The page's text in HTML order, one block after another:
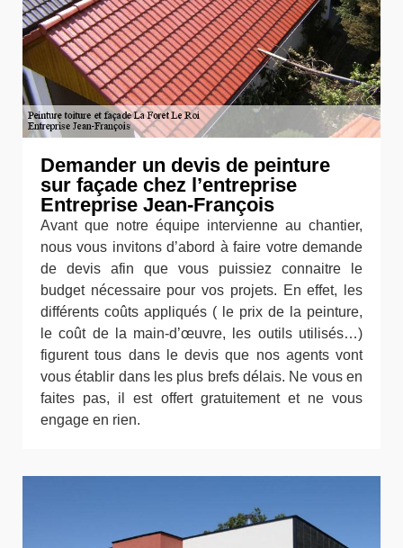
Demander un devis de peinture
sur façade chez l’entreprise
Entreprise Jean-François
Avant que notre équipe intervienne au chantier,
nous vous invitons d’abord à faire votre demande
de devis afin que vous puissiez connaitre le
budget nécessaire pour vos projets. En effet, les
différents coûts appliqués ( le prix de la peinture,
le coût de la main-d’œuvre, les outils utilisés…)
figurent tous dans le devis que nos agents vont
vous établir dans les plus brefs délais. Ne vous en
faites pas, il est offert gratuitement et ne vous
engage en rien.